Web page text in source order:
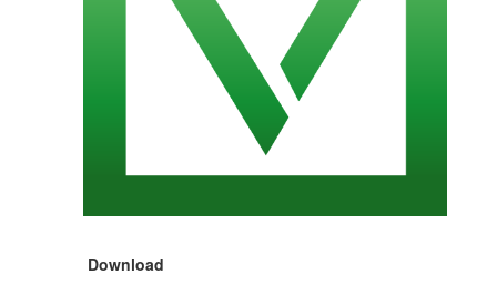
Download